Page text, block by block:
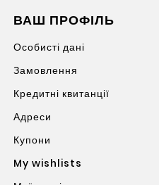
ВАШ ПРОФІЛЬ
Особисті дані
Замовлення
Кредитні квитанції
Адреси
Купони
My wishlists